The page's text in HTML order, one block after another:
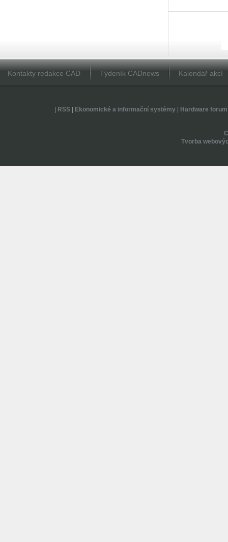
Kontakty redakce CAD Týdeník CADnews Kalendář akcí
RSS| Ekonomické a informační systémy| Hardware forum
Tvorba